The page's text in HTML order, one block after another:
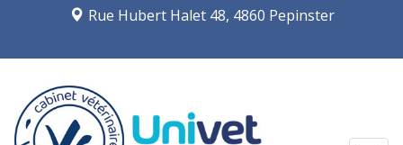
Rue Hubert Halet 48, 4860 Pepinster